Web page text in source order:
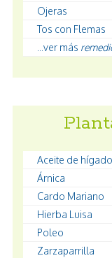
Ojeras
Tos con Flemas
...ver más
Aceite de
Árnica
Cardo Mariano
Hierba Luisa
Poleo
Zarzaparrilla